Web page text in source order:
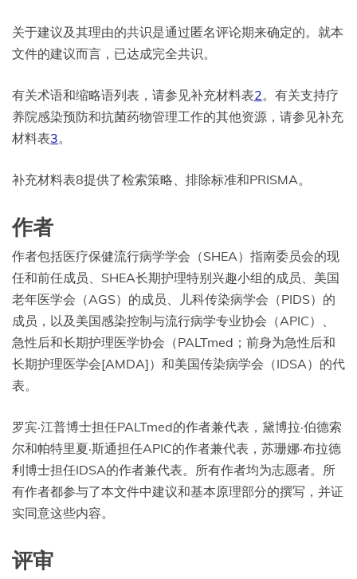
关于建议及其理由的共识是通过匿名评论期来确定的。就本
文件的建议而言，已达成完全共识。
有关术语和缩略语列表，请参见补充材料表2。有关支持疗
养院感染预防和抗菌药物管理工作的其他资源，请参见补充
材料表3。
补充材料表8提供了检索策略、排除标准和PRISMA。
作者
作者包括医疗保健流行病学学会（SHEA）指南委员会的现
任和前任成员、SHEA长期护理特别兴趣小组的成员、美国
老年医学会（AGS）的成员、儿科传染病学会（PIDS）的
成员，以及美国感染控制与流行病学专业协会（APIC）、
急性后和长期护理医学协会（PALTmed；前身为急性后和
长期护理医学会[AMDA]）和美国传染病学会（IDSA）的代
表。
罗宾·江普博士担任PALTmed的作者兼代表，黛博拉·伯德索
尔和帕特里夏·斯通担任APIC的作者兼代表，苏珊娜·布拉德
利博士担任IDSA的作者兼代表。所有作者均为志愿者。所
有作者都参与了本文件中建议和基本原理部分的撰写，并证
实同意这些内容。
评审